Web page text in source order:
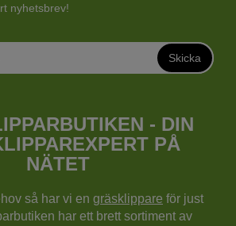
nyhetsbrev!
Skicka
- DIN
PÅ
NÄTET
så har vi en gräsklippare för just
har ett brett sortiment av